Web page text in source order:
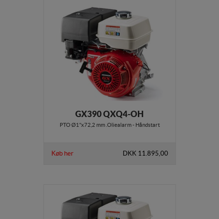
GX390 QXQ4-OH
PTO Ø1"x72,2 mm .Oliealarm - Håndstart
Køb her DKK 11.895,00